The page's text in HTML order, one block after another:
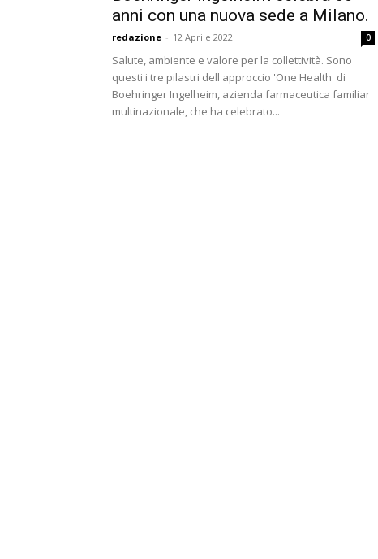
anni con una nuova sede a Milano.
redazione - 12 Aprile 2022 0
Salute, ambiente e valore per la collettività. Sono
questi i tre pilastri dell'approccio 'One Health' di
Boehringer Ingelheim, azienda farmaceutica familiar
multinazionale, che ha celebrato...